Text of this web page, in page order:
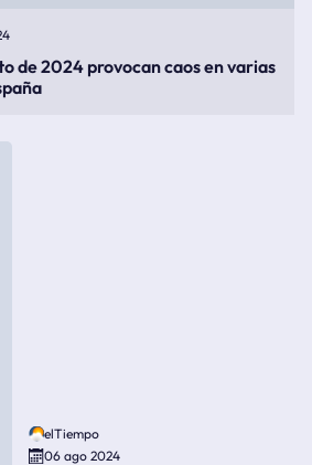
de 2024 provocan caos en varias
elTiempo
06 ago 2024